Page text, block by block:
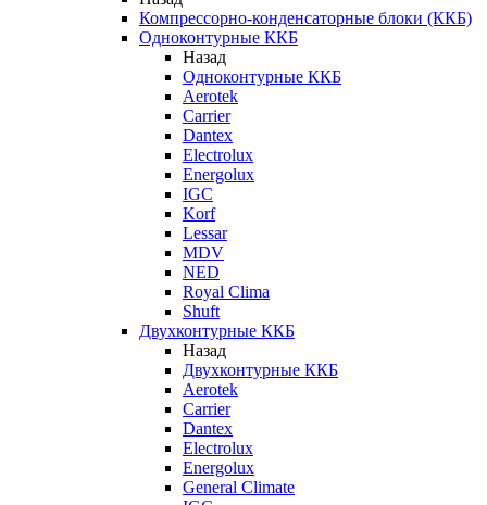
Компрессорно-конденсаторные блоки (ККБ)
Одноконтурные ККБ
Назад
Одноконтурные ККБ
Aerotek
Carrier
Dantex
Electrolux
Energolux
IGC
Korf
Lessar
MDV
NED
Royal Clima
Shuft
Двухконтурные ККБ
Назад
Двухконтурные ККБ
Aerotek
Carrier
Dantex
Electrolux
Energolux
General Climate